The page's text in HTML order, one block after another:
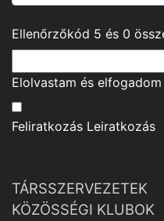
Ellenőrzőkód 5 és 0
Elolvastam és elfogadom
Feliratkozás Leiratkozás
TÁRSSZERVEZETEK
KÖZÖSSÉGI KLUBOK